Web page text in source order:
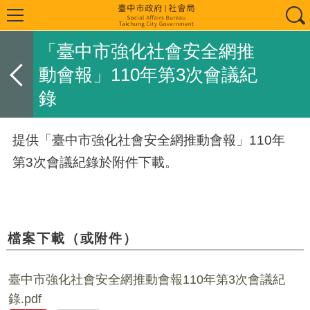
「臺中市強化社會安全網推
動會報」110年第3次會議紀
錄
提供「臺中市強化社會安全網推動會報」110年
第3次會議紀錄於附件下載。
檔案下載（或附件）
臺中市強化社會安全網推動會報110年第3次會議紀
錄.pdf